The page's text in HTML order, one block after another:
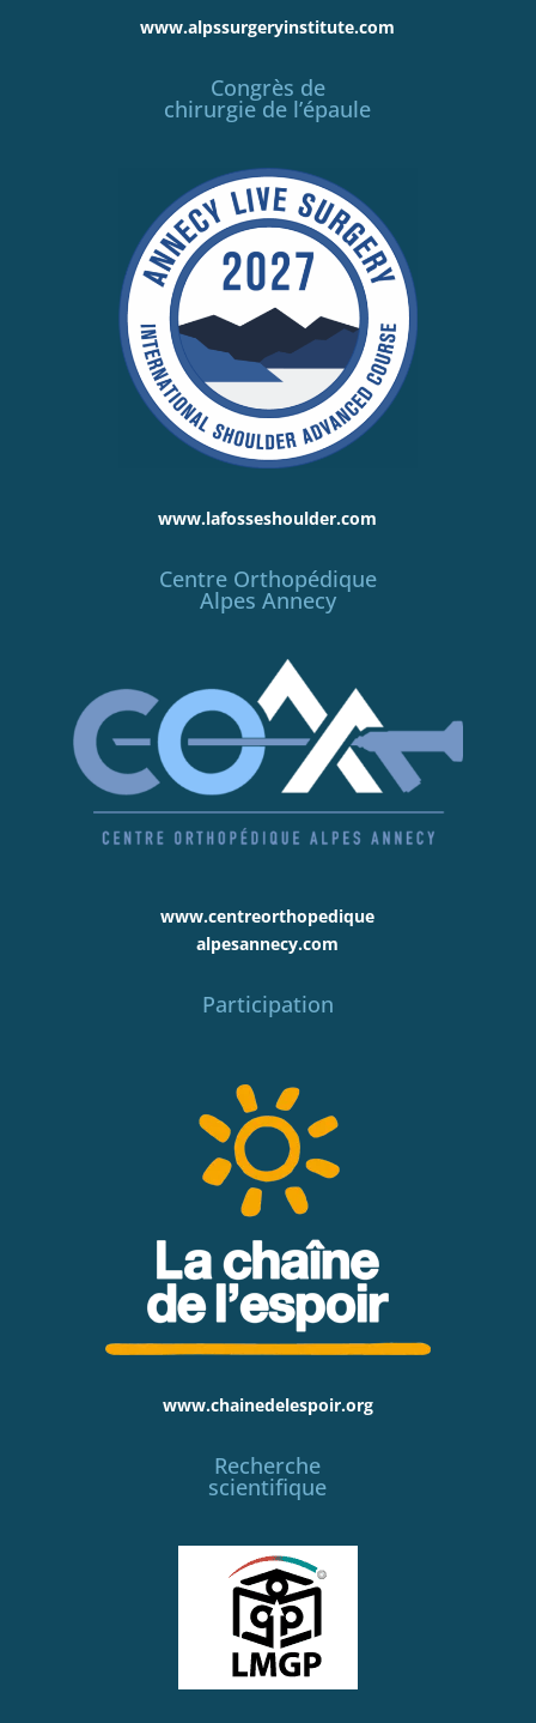
www.alpssurgeryinstitute.com
Congrès de
chirurgie de l’épaule
www.lafosseshoulder.com
Centre Orthopédique
Alpes Annecy
www.centreorthopedique
alpesannecy.com
Participation
www.chainedelespoir.org
Recherche
scientifique